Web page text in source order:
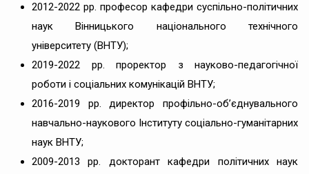
2012-2022 рр. професор кафедри суспільно-політичних
наук Вінницького національного технічного
університету (ВНТУ);
2019-2022 рр. проректор з науково-педагогічної
роботи і соціальних комунікацій ВНТУ;
2016-2019 рр. директор
профільно-об’єднувального
навчально-наукового Інституту соціально-гуманітарних
наук ВНТУ;
2009-2013 рр. докторант кафедри політичних наук